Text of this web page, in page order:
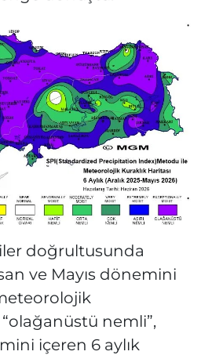
doğrultusunda
ve Mayıs dönemini
nemli”,
içeren 6 aylık